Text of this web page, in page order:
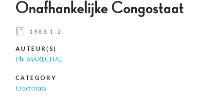
Onafhankelijke Congostaat
1988 1-2
AUTEUR(S)
Ph. MARECHAL
CATEGORY
Doctorats